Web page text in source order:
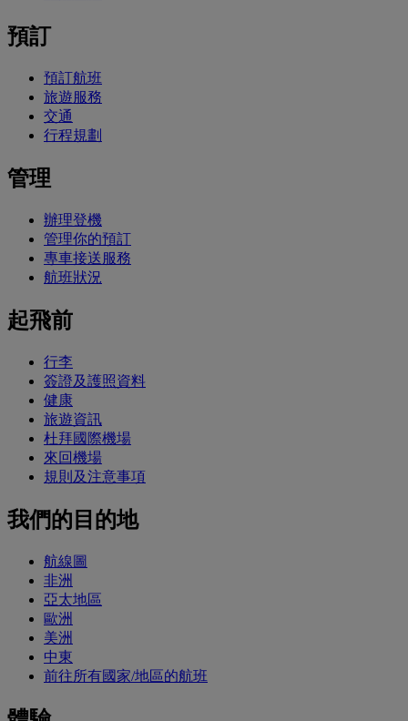
預訂
預訂航班
旅遊服務
交通
行程規劃
管理
辦理登機
管理你的預訂
專車接送服務
航班狀況
起飛前
行李
簽證及護照資料
健康
旅遊資訊
杜拜國際機場
來回機場
規則及注意事項
我們的目的地
航線圖
非洲
亞太地區
歐洲
美洲
中東
前往所有國家/地區的航班